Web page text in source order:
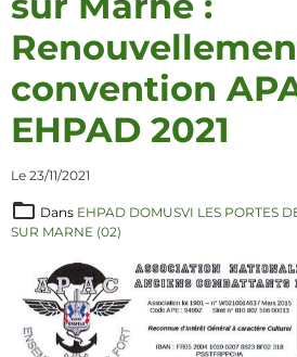
convention
EHPAD 2021
Le 23/11/2021
Dans EHPAD DOMUSVI LES PORTES
SUR MARNE (02)